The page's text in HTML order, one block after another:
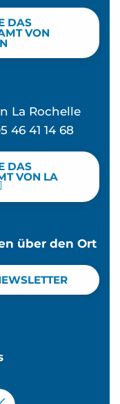
DAS
VON
La Rochelle
46 41 14 68
DAS
VON LA
über den Ort